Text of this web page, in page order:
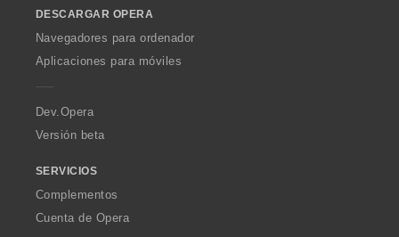
w
O
p
a
DESCARGAR OPERA
Navegadores para ordenador
Aplicaciones para móviles
Dev.Opera
Versión beta
SERVICIOS
Complementos
Cuenta de Opera